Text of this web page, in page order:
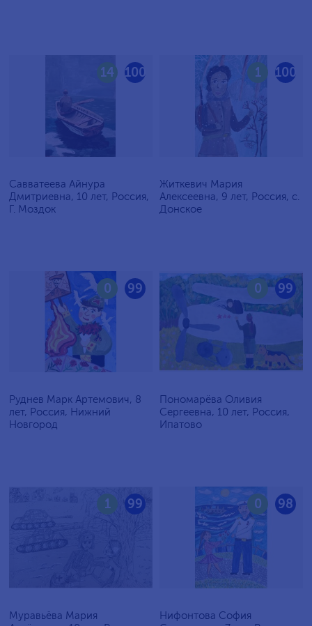
100
14
Савватеева Айнура
Дмитриевна, 10 лет, Россия,
Г. Моздок
100
1
Житкевич Мария
Алексеевна, 9 лет, Россия, c.
Донское
99
0
Руднев Марк Артемович, 8
лет, Россия, Нижний
Новгород
99
0
Пономарёва Оливия
Сергеевна, 10 лет, Россия,
Ипатово
99
1
Муравьёва Мария
98
0
Нифонтова София